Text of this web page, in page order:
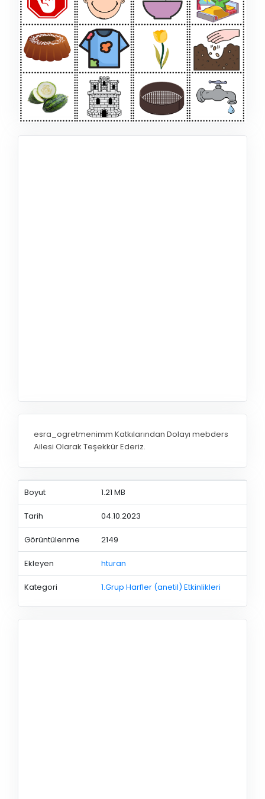
esra_ogretmenimm Katkılarından Dolayı mebders
Ailesi Olarak Teşekkür Ederiz.
Boyut 1.21 MB
Tarih 04.10.2023
Görüntülenme 2149
Ekleyen hturan
Kategori 1.Grup Harfler (anetil) Etkinlikleri